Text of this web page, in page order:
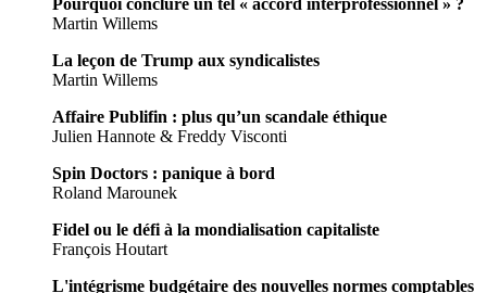
Pourquoi conclure un tel « accord interprofessionnel » ?
Martin Willems
La leçon de Trump aux syndicalistes
Martin Willems
Affaire Publifin : plus qu’un scandale éthique
Julien Hannote & Freddy Visconti
Spin Doctors : panique à bord
Roland Marounek
Fidel ou le défi à la mondialisation capitaliste
François Houtart
L'intégrisme budgétaire des nouvelles normes comptables